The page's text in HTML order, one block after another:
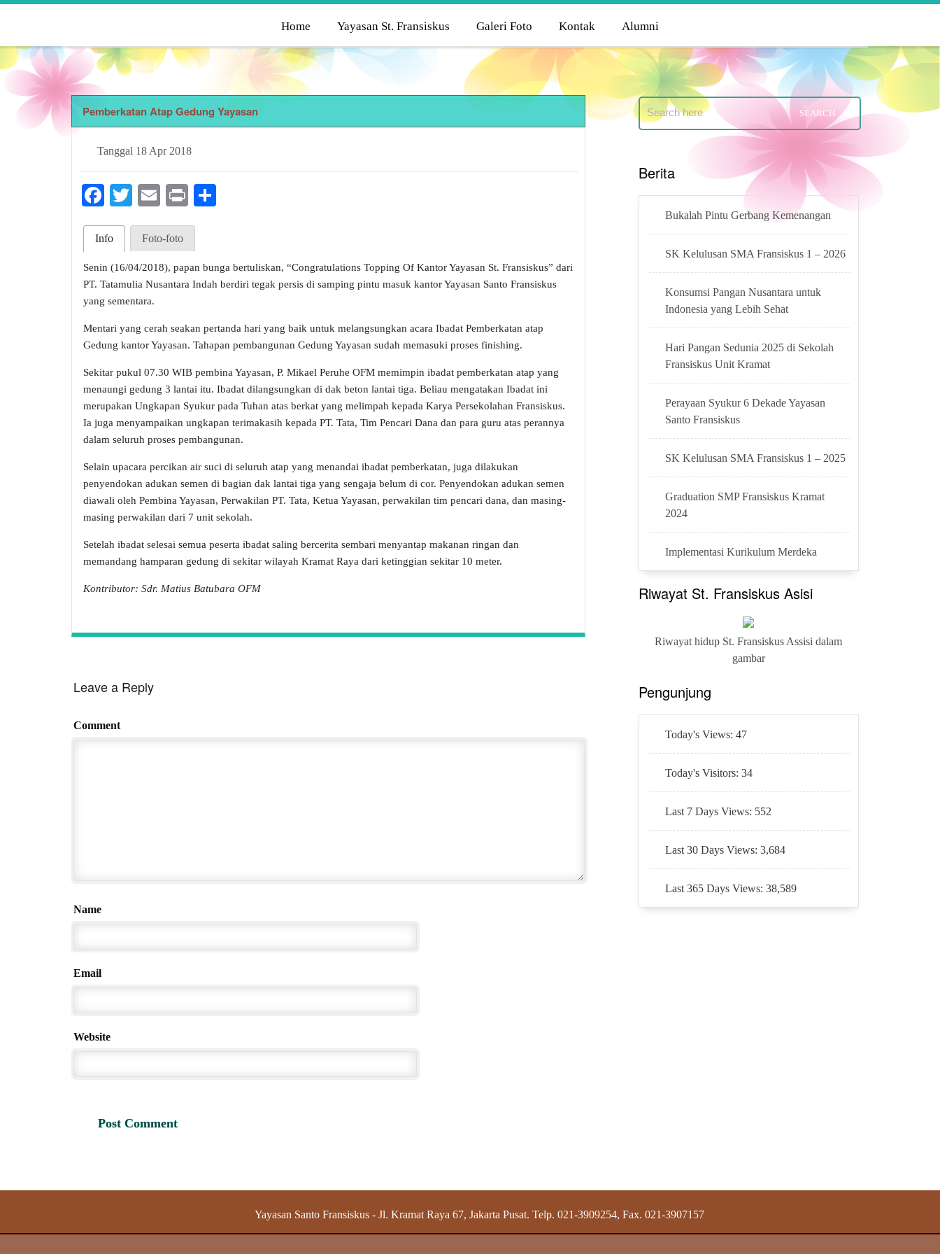
Home Yayasan St. Fransiskus Galeri Foto Kontak Alumni
Pemberkatan Atap Gedung Yayasan
Tanggal 18 Apr 2018
Facebook
TwitterEmail
Print
Info Foto-foto
Senin (16/04/2018), papan bunga bertuliskan, “Congratulations Topping Of Kantor Yayasan St. Fransiskus” dari
PT. Tatamulia Nusantara Indah berdiri tegak persis di samping pintu masuk kantor Yayasan Santo Fransiskus
yang sementara.
Mentari yang cerah seakan pertanda hari yang baik untuk melangsungkan acara Ibadat Pemberkatan atap
Gedung kantor Yayasan. Tahapan pembangunan Gedung Yayasan sudah memasuki proses finishing.
Sekitar pukul 07.30 WIB pembina Yayasan, P. Mikael Peruhe OFM memimpin ibadat pemberkatan atap yang
menaungi gedung 3 lantai itu. Ibadat dilangsungkan di dak beton lantai tiga. Beliau mengatakan Ibadat ini
merupakan Ungkapan Syukur pada Tuhan atas berkat yang melimpah kepada Karya Persekolahan Fransiskus.
Ia juga menyampaikan ungkapan terimakasih kepada PT. Tata, Tim Pencari Dana dan para guru atas perannya
dalam seluruh proses pembangunan.
Selain upacara percikan air suci di seluruh atap yang menandai ibadat pemberkatan, juga dilakukan
penyendokan adukan semen di bagian dak lantai tiga yang sengaja belum di cor. Penyendokan adukan semen
diawali oleh Pembina Yayasan, Perwakilan PT. Tata, Ketua Yayasan, perwakilan tim pencari dana, dan masing-
masing perwakilan dari 7 unit sekolah.
Setelah ibadat selesai semua peserta ibadat saling bercerita sembari menyantap makanan ringan dan
memandang hamparan gedung di sekitar wilayah Kramat Raya dari ketinggian sekitar 10 meter.
Kontributor: Sdr. Matius Batubara OFM
Leave a Reply
Comment
Name
Email
Website
Berita
Bukalah Pintu Gerbang Kemenangan
SK Kelulusan SMA Fransiskus 1 – 2026
Konsumsi Pangan Nusantara untuk
Indonesia yang Lebih Sehat
Hari Pangan Sedunia 2025 di Sekolah
Fransiskus Unit Kramat
Perayaan Syukur 6 Dekade Yayasan
Santo Fransiskus
SK Kelulusan SMA Fransiskus 1 – 2025
Graduation SMP Fransiskus Kramat
2024
Implementasi Kurikulum Merdeka
Riwayat St. Fransiskus Asisi
Riwayat hidup St. Fransiskus Assisi dalam
gambar
Pengunjung
Today's Views:47
Today's Visitors:34
Last 7 Days Views: 552
Last 30 Days Views:3,684
Last 365 Days Views:38,589
Yayasan Santo Fransiskus - Jl. Kramat Raya 67, Jakarta Pusat. Telp. 021-3909254, Fax. 021-3907157